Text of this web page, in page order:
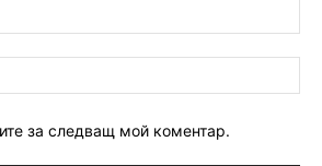
за следващ мой коментар.